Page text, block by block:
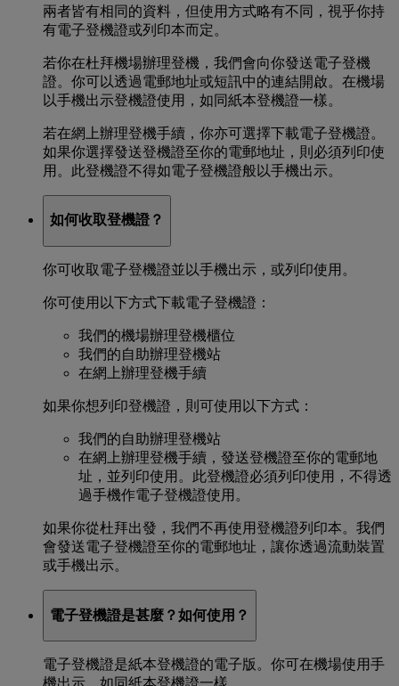
兩者皆有相同的資料，但使用方式略有不同，視乎你持
有電子登機證或列印本而定。
若你在杜拜機場辦理登機，我們會向你發送電子登機
證。你可以透過電郵地址或短訊中的連結開啟。在機場
以手機出示登機證使用，如同紙本登機證一樣。
若在網上辦理登機手續，你亦可選擇下載電子登機證。
如果你選擇發送登機證至你的電郵地址，則必須列印使
用。此登機證不得如電子登機證般以手機出示。
如何收取登機證？
你可收取電子登機證並以手機出示，或列印使用。
你可使用以下方式下載電子登機證：
我們的機場辦理登機櫃位
我們的自助辦理登機站
在網上辦理登機手續
如果你想列印登機證，則可使用以下方式：
我們的自助辦理登機站
在網上辦理登機手續，發送登機證至你的電郵地
址，並列印使用。此登機證必須列印使用，不得透
過手機作電子登機證使用。
如果你從杜拜出發，我們不再使用登機證列印本。我們
會發送電子登機證至你的電郵地址，讓你透過流動裝置
或手機出示。
電子登機證是甚麼？如何使用？
電子登機證是紙本登機證的電子版。你可在機場使用手